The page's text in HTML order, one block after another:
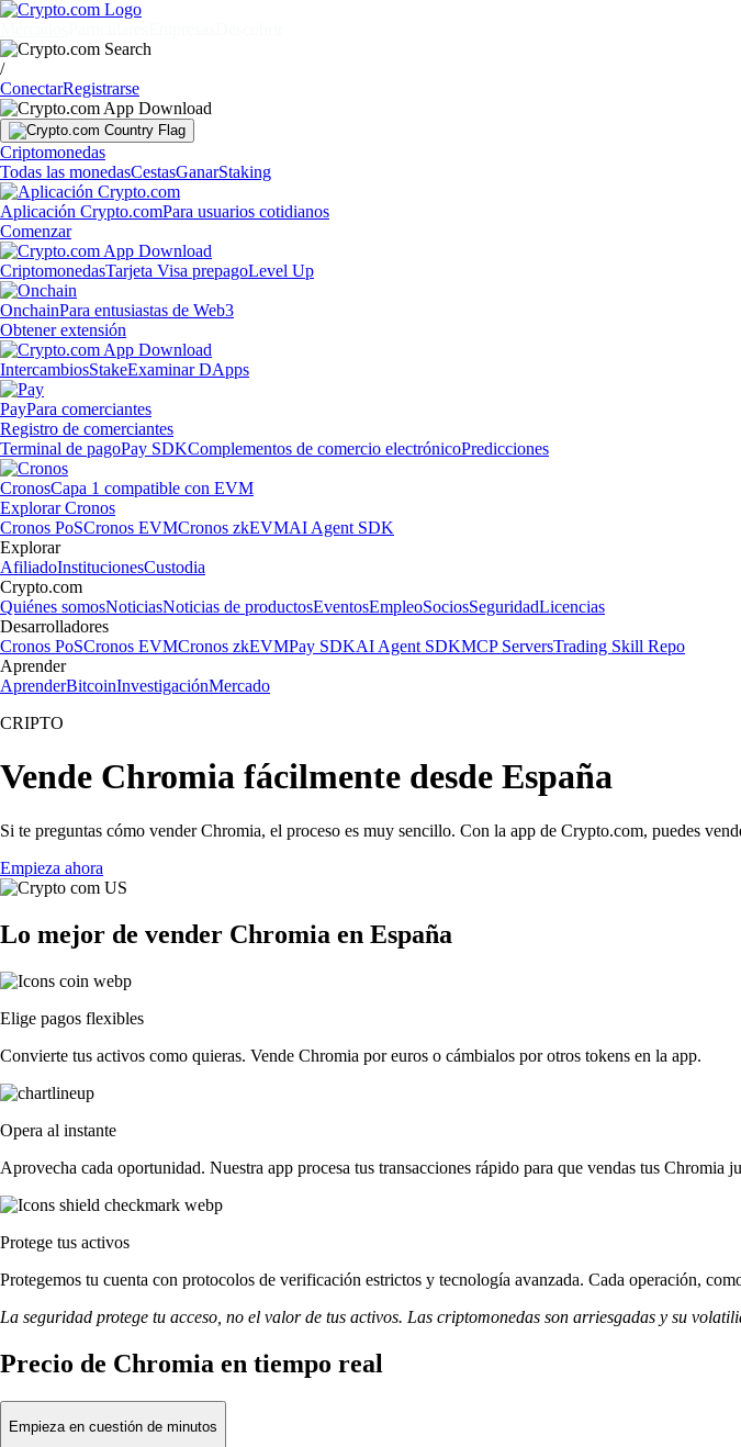
/
ConectarRegistrarse
Criptomonedas
Todas las monedasCestasGanarStaking
Aplicación Crypto.comPara usuarios cotidianos
Comenzar
CriptomonedasTarjeta Visa prepagoLevel Up
OnchainPara entusiastas de Web3
Obtener extensión
IntercambiosStakeExaminar DApps
PayPara comerciantes
Registro de comerciantes
Terminal de pagoPay SDKComplementos de comercio electrónicoPredicciones
CronosCapa 1 compatible con EVM
Explorar Cronos
Cronos PoSCronos EVMCronos zkEVMAI Agent SDK
Explorar
AfiliadoInstitucionesCustodia
Crypto.com
Quiénes somosNoticiasNoticias de productosEventosEmpleoSociosSeguridadLicencias
Desarrolladores
Cronos PoSCronos EVMCronos zkEVMPay SDKAI Agent SDKMCP ServersTrading Skill Repo
Aprender
AprenderBitcoinInvestigaciónMercado
CRIPTO
Vende Chromia fácilmente desde España
Si te preguntas cómo vender Chromia, el proceso es muy sencillo. Con la app de Crypto.com, puedes
Empieza ahora
Lo mejor de vender Chromia en España
Elige pagos flexibles
Convierte tus activos como quieras. Vende Chromia por euros o cámbialos por otros tokens en la app.
Opera al instante
Aprovecha cada oportunidad. Nuestra app procesa tus transacciones rápido para que vendas tus Chromia
Protege tus activos
Protegemos tu cuenta con protocolos de verificación estrictos y tecnología avanzada. Cada operación,
La seguridad protege tu acceso, no el valor de tus activos. Las criptomonedas son arriesgadas y su
Precio de Chromia en tiempo real
Empieza en cuestión de minutos